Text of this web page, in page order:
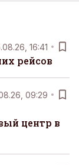
16:41
рейсов
09:29
центр в